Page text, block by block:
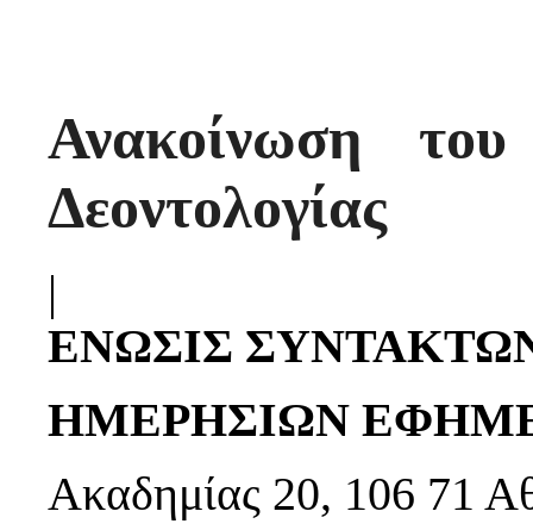
Ανακοίνωση
Δεοντολογίας
|
ΕΝΩΣΙΣ
ΗΜΕΡΗΣΙΩΝ
Ακαδημίας 20, 106 71